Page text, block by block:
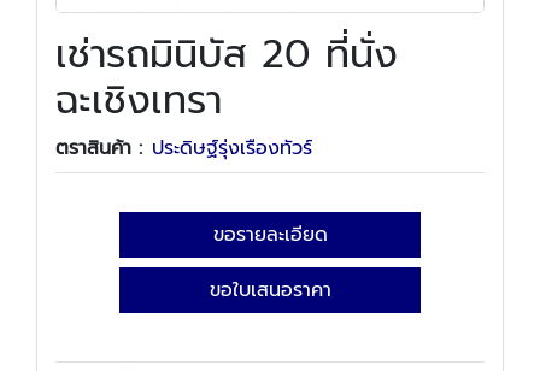
เช่ารถมินิบัส 20 ที่นั่ง
ฉะเชิงเทรา
ตราสินค้า : ประดิษฐ์รุ่งเรืองทัวร์
ขอรายละเอียด
ขอใบเสนอราคา